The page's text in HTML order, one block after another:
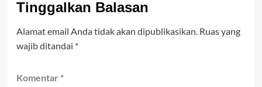
Tinggalkan Balasan
Alamat email Anda tidak akan dipublikasikan. Ruas yang
wajib ditandai *
Komentar *